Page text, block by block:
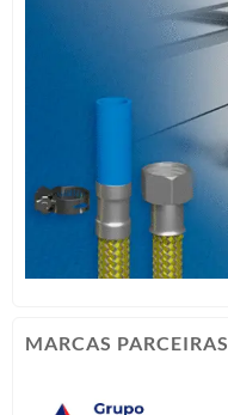
MARCAS PARCEIRAS